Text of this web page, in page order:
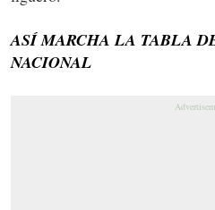
ASÍ MARCHA LA TABLA
NACIONAL